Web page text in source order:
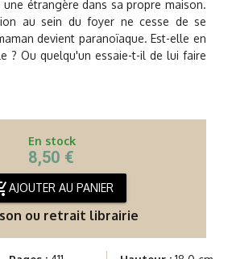
étrangère dans sa propre maison.
au sein du foyer ne cesse de se
devient paranoïaque. Est-elle en
? Ou quelqu'un essaie-t-il de lui faire
En stock
8,50 €
AJOUTER AU PANIER
ou retrait librairie